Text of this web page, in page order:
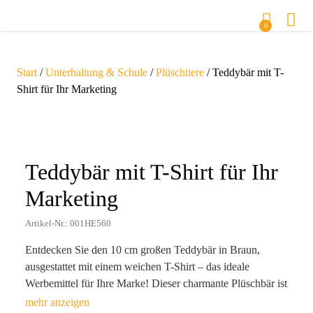
0
Start /Unterhaltung & Schule /Plüschtiere / Teddybär mit T-
Shirt für Ihr Marketing
Teddybär mit T-Shirt für Ihr
Marketing
Artikel-Nr.: 001HE560
Entdecken Sie den 10 cm großen Teddybär in Braun,
ausgestattet mit einem weichen T-Shirt – das ideale
Werbemittel für Ihre Marke! Dieser charmante Plüschbär ist
nicht nur ein liebevoller Begleiter für Ihre Kunden, sondern